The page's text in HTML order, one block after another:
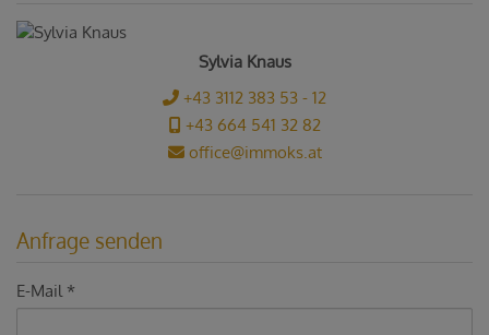
Sylvia Knaus
+43 3112 383 53 - 12
+43 664 541 32 82
office@immoks.at
Anfrage senden
E-Mail